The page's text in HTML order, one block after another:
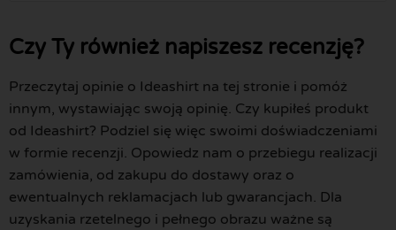
Czy Ty również napiszesz recenzję?
Przeczytaj opinie o Ideashirt na tej stronie i pomóż
innym, wystawiając swoją opinię. Czy kupiłeś produkt
od Ideashirt? Podziel się więc swoimi doświadczeniami
w formie recenzji. Opowiedz nam o przebiegu realizacji
zamówienia, od zakupu do dostawy oraz o
ewentualnych reklamacjach lub gwarancjach. Dla
uzyskania rzetelnego i pełnego obrazu ważne są